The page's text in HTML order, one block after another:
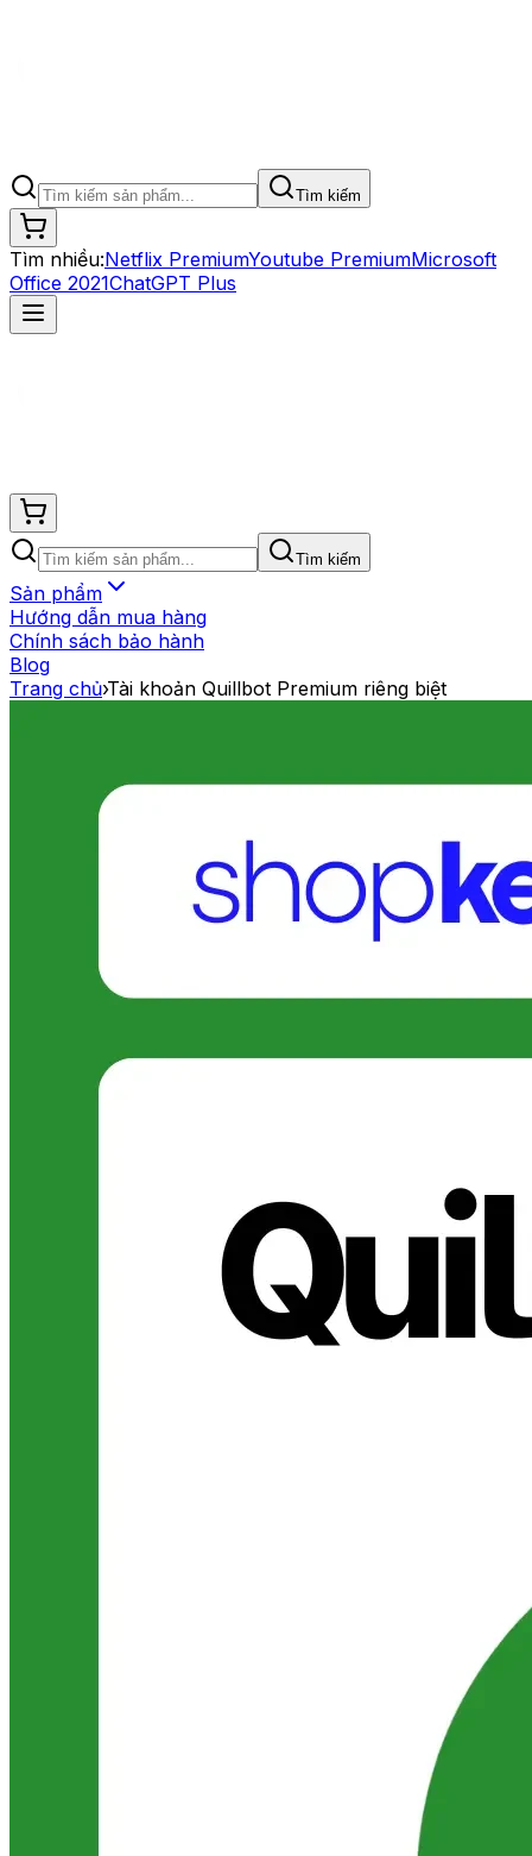
Tìm kiếm
Tìm nhiều:Netflix PremiumYoutube PremiumMicrosoft
Office 2021ChatGPT Plus
Tìm kiếm
Sản phẩm
Hướng dẫn mua hàng
Chính sách bảo hành
Blog
Trang chủ›Tài khoản Quillbot Premium riêng biệt